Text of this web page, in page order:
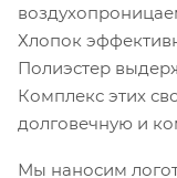
Хлопок
Полиэстер
Комплекс этих
долговечную и
Мы наносим